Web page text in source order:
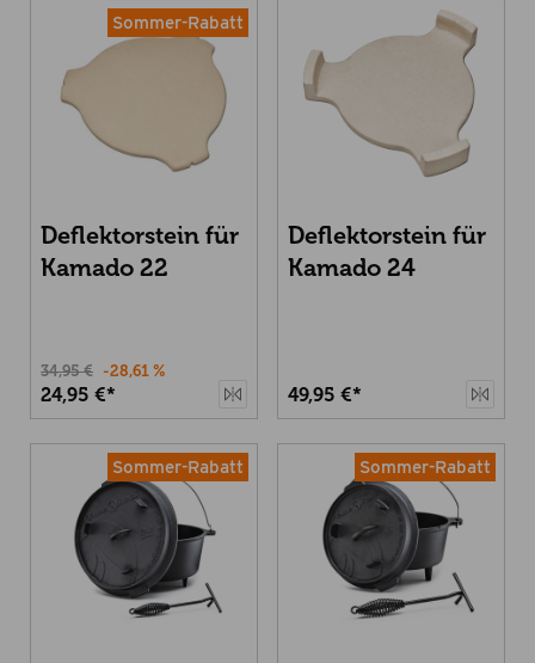
Sommer-Rabatt
Deflektorstein für
Kamado 22
24,95 €*
34,95 € -28,61 %
Deflektorstein für
Kamado 24
49,95 €*
Sommer-Rabatt Sommer-Rabatt